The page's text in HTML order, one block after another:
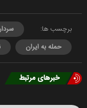
برچسب ها:
حمله به ایران
خبرهای مرتبط